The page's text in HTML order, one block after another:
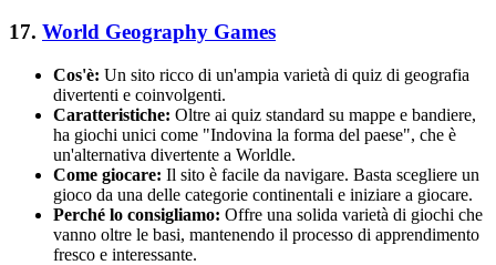
17. World Geography Games
Cos'è: Un sito ricco di un'ampia varietà di quiz di geografia
divertenti e coinvolgenti.
Caratteristiche: Oltre ai quiz standard su mappe e bandiere,
ha giochi unici come "Indovina la forma del paese", che è
un'alternativa divertente a Worldle.
Come giocare: Il sito è facile da navigare. Basta scegliere un
gioco da una delle categorie continentali e iniziare a giocare.
Perché lo consigliamo: Offre una solida varietà di giochi che
vanno oltre le basi, mantenendo il processo di apprendimento
fresco e interessante.